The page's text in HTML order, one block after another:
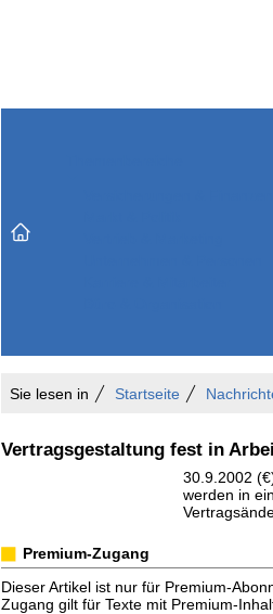
Sie lesen in Startseite
Vertragsgestaltung fest in
30.9.2002
werden in
Premium-Zugang
Dieser Artikel ist nur für Premium-
Zugang gilt für Texte mit Premium-